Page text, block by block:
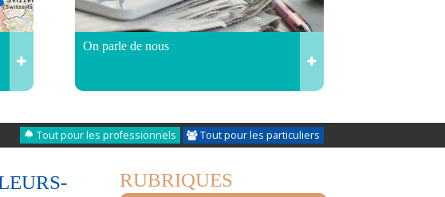
On parle de nous
Tout pour les professionnels Tout pour les particuliers
RUBRIQUES